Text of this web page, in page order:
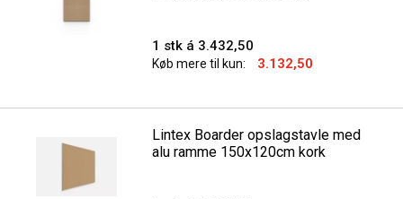
1 stk á 3.432,50
Køb mere til kun: 3.132,50
Lintex Boarder opslagstavle med
alu ramme 150x120cm kork